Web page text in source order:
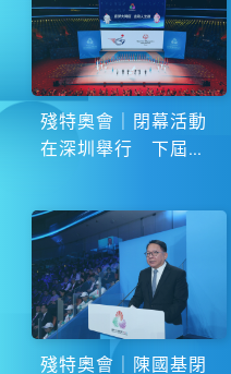
殘特奧會｜閉幕活動
在深圳舉行 下屆由
殘特奧會｜陳國基閉